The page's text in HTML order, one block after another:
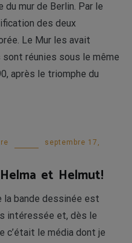
du mur de Berlin. Par le
des deux
Le Mur les avait
réunies sous le même
après le triomphe du
septembre 17,
et Helmut!
bande dessinée est
intéressée et, dès le
c’était le média dont je